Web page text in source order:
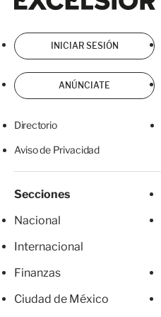
INICIAR SESIÓN
ANÚNCIATE
Directorio
Aviso de Privacidad
Secciones
Nacional
Internacional
Finanzas
Ciudad de México